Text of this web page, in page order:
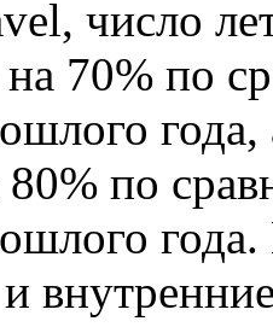
число
на 70% по
по
года.